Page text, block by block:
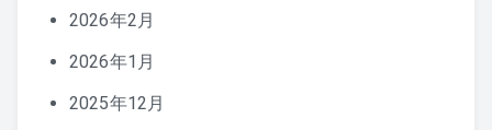
2026年2月
2026年1月
2025年12月